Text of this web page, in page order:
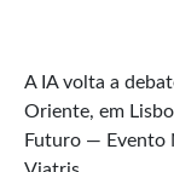
A IA volta a
Oriente, em
Futuro — Evento